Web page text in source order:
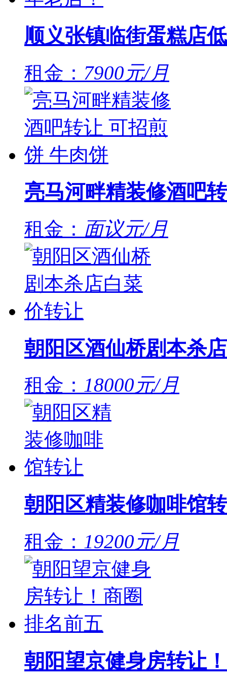
顺义张镇临街蛋糕店
租金： 7900元/月
亮马河畔精装修酒吧
租金： 面议元/月
朝阳区酒仙桥剧本杀
租金： 18000元/月
朝阳区精装修咖啡馆
租金： 19200元/月
朝阳望京健身房转让